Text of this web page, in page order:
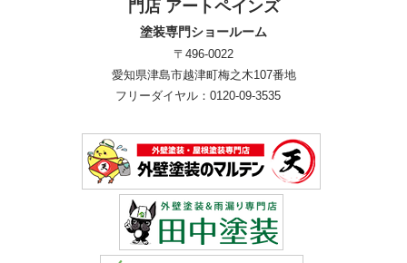
門店 アートペインズ
塗装専門ショールーム
〒496-0022
愛知県津島市越津町梅之木107番地
フリーダイヤル：0120-09-3535